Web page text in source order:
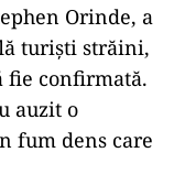
Orinde, a
turiști străini,
fie confirmată.
auzit o
fum dens care